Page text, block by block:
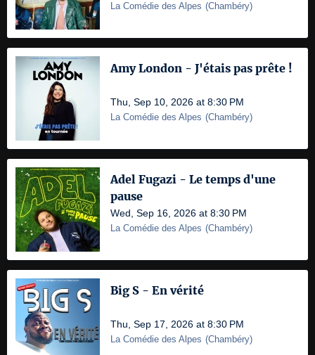
La Comédie des Alpes (Chambéry)
Amy London - J'étais pas prête !
Thu, Sep 10, 2026 at 8:30 PM
La Comédie des Alpes (Chambéry)
Adel Fugazi - Le temps d'une
pause
Wed, Sep 16, 2026 at 8:30 PM
La Comédie des Alpes (Chambéry)
Big S - En vérité
Thu, Sep 17, 2026 at 8:30 PM
La Comédie des Alpes (Chambéry)